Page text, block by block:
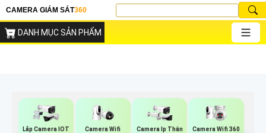
CAMERA GIÁM SÁT360
DANH MỤC SẢN PHẨM
Lắp Camera IOT
Camera Wifi
Camera Ip Thân
Camera Wifi 360